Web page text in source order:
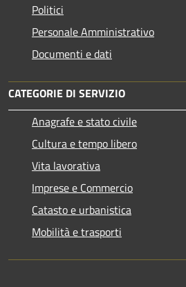
Politici
Personale Amministrativo
Documenti e dati
CATEGORIE DI SERVIZIO
Anagrafe e stato civile
Cultura e tempo libero
Vita lavorativa
Imprese e Commercio
Catasto e urbanistica
Mobilità e trasporti